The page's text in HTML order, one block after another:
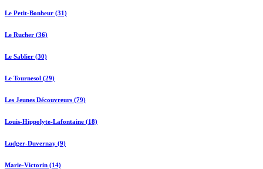
Le Petit-Bonheur (31)
Le Rucher (36)
Le Sablier (30)
Le Tournesol (29)
Les Jeunes Découvreurs (79)
Louis-Hippolyte-Lafontaine (18)
Ludger-Duvernay (9)
Marie-Victorin (14)